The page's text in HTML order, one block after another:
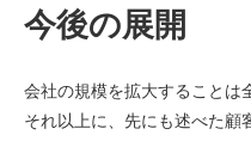
今後の展開
会社の規模を拡大することは
それ以上に、先にも述べた顧